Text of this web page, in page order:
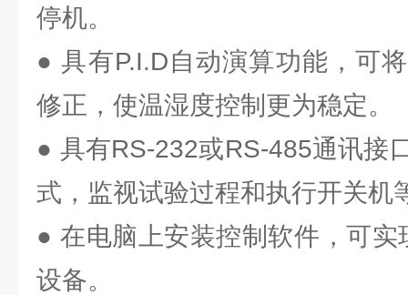
停机。
● 具有P.I.D自动演算功能，可
修正，使温湿度控制更为稳定。
● 具有RS-232或RS-485通讯接
式，监视试验过程和执行开关机
● 在电脑上安装控制软件，可
设备。